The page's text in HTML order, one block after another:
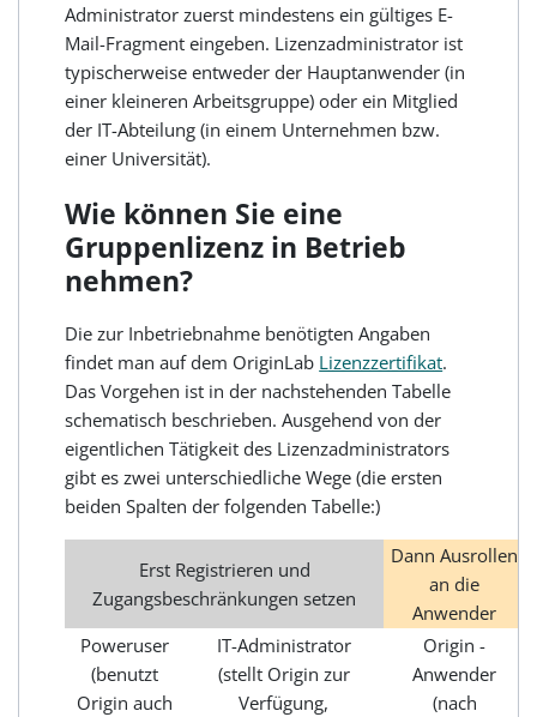
Administrator zuerst mindestens ein gültiges E-
Mail-Fragment eingeben. Lizenzadministrator ist
typischerweise entweder der Hauptanwender (in
einer kleineren Arbeitsgruppe) oder ein Mitglied
der IT-Abteilung (in einem Unternehmen bzw.
einer Universität).
Wie können Sie eine
Gruppenlizenz in Betrieb
nehmen?
Die zur Inbetriebnahme benötigten Angaben
findet man auf dem OriginLab Lizenzzertifikat.
Das Vorgehen ist in der nachstehenden Tabelle
schematisch beschrieben. Ausgehend von der
eigentlichen Tätigkeit des Lizenzadministrators
gibt es zwei unterschiedliche Wege (die ersten
beiden Spalten der folgenden Tabelle:)
Erst Registrieren und
Zugangsbeschränkungen setzen
Dann Ausrollen
an die
Anwender
Poweruser
(benutzt
Origin auch
IT-Administrator
(stellt Origin zur
Verfügung,
Origin -
Anwender
(nach